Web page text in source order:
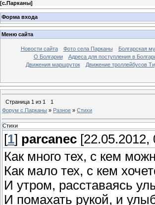
[с.Парканы]
Форма входа
Меню сайта
Новости сайта Фото села Парканы Болгарская
О Болгарии
Адреса для поступления в
Движения маршруток
Движение троллейбусов
Страница 1 из 1
1
Форум с.Парканы » Разное » Стихи
Стихи
[1] parcanec [22.05.2012,
Как много тех, с кем
Как мало тех, с кем
И утром, расставаясь
И помахать рукой, и